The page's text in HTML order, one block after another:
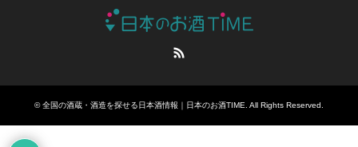
©全国の酒蔵・酒造を探せる日本酒情報｜日本のお酒TIME . All Rights Reserved.